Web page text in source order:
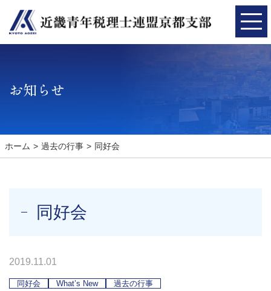
お知らせ
ホーム 過去の行事 同好会
同好会
2019.11.01
同好会 What’s New 過去の行事